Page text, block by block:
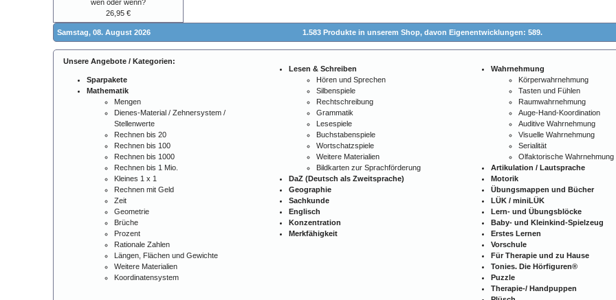
wen oder wenn?
26,95 €
Samstag, 08. August 2026 1.583 Produkte in unserem Shop, davon Eigenentwicklungen: 589.
Unsere Angebote / Kategorien:
Sparpakete
Mathematik
Mengen
Dienes-Material / Zehnersystem /
Stellenwerte
Rechnen bis 20
Rechnen bis 100
Rechnen bis 1000
Rechnen bis 1 Mio.
Kleines 1 x 1
Rechnen mit Geld
Zeit
Geometrie
Brüche
Prozent
Rationale Zahlen
Längen, Flächen und Gewichte
Weitere Materialien
Koordinatensystem
Lesen & Schreiben
Hören und Sprechen
Silbenspiele
Rechtschreibung
Grammatik
Lesespiele
Buchstabenspiele
Wortschatzspiele
Weitere Materialien
Bildkarten zur Sprachförderung
DaZ (Deutsch als Zweitsprache)
Geographie
Sachkunde
Englisch
Konzentration
Merkfähigkeit
Wahrnehmung
Körperwahrnehmung
Tasten und Fühlen
Raumwahrnehmung
Auge-Hand-Koordination
Auditive Wahrnehmung
Visuelle Wahrnehmung
Serialität
Olfaktorische Wahrnehmung
Artikulation / Lautsprache
Motorik
Übungsmappen und Bücher
LÜK / miniLÜK
Lern- und Übungsblöcke
Baby- und Kleinkind-Spielzeug
Erstes Lernen
Vorschule
Für Therapie und zu Hause
Tonies. Die Hörfiguren®
Puzzle
Therapie-/ Handpuppen